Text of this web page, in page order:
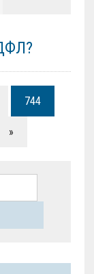
744
»